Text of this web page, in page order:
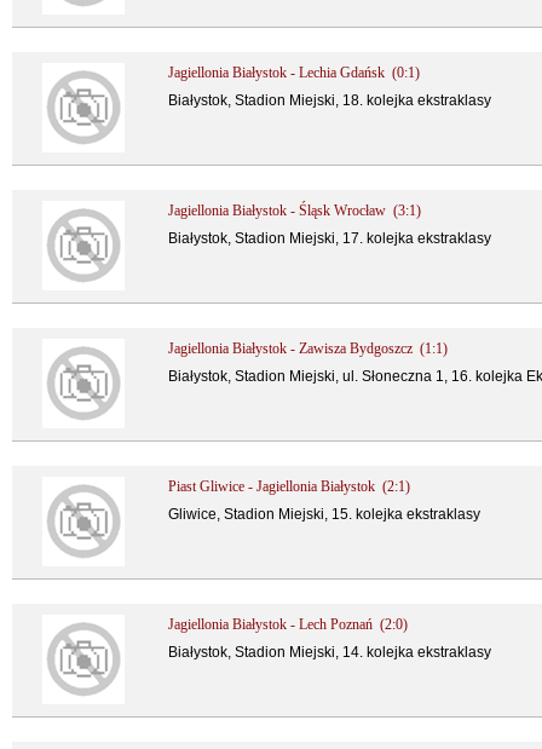
Jagiellonia Białystok - Lechia Gdańsk (0:1)
Białystok, Stadion Miejski, 18. kolejka ekstraklasy
Jagiellonia Białystok - Śląsk Wrocław (3:1)
Białystok, Stadion Miejski, 17. kolejka ekstraklasy
Jagiellonia Białystok - Zawisza Bydgoszcz (1:1)
Białystok, Stadion Miejski, ul. Słoneczna 1, 16. kolejka
Piast Gliwice - Jagiellonia Białystok (2:1)
Gliwice, Stadion Miejski, 15. kolejka ekstraklasy
Jagiellonia Białystok - Lech Poznań (2:0)
Białystok, Stadion Miejski, 14. kolejka ekstraklasy